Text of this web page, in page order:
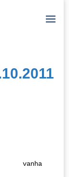
vanha     1